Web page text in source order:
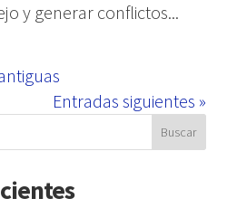
y generar conflictos...
Entradas siguientes »